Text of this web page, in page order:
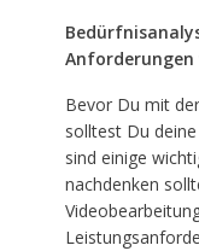
Anforderungen
Bevor Du mit
solltest Du
sind einige
nachdenken